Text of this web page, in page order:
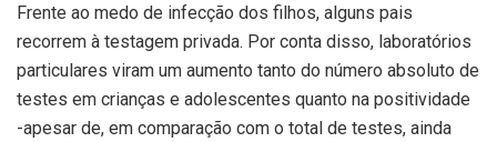
Frente ao medo de infecção dos filhos, alguns pais
recorrem à testagem privada. Por conta disso, laboratórios
particulares viram um aumento tanto do número absoluto de
testes em crianças e adolescentes quanto na positividade
-apesar de, em comparação com o total de testes, ainda